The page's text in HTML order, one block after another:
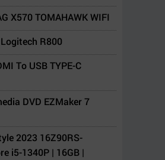
X570 TOMAHAWK WIFI
R800
To USB TYPE-C
DVD EZMaker 7
2023 16Z90RS-
i5-1340P | 16GB |